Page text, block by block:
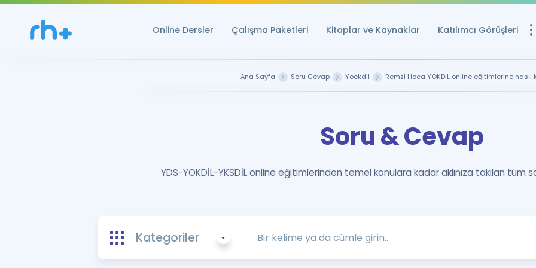
Online Dersler Çalışma Paketleri Kitaplar ve Kaynaklar Katılımcı Görüşleri
Ücretsiz
YDS ve YÖKDİL
YDS ve YÖKDİL
Tüm ÖSYM
Ana Sayfa Soru Cevap Yoekdil Remzi Hoca YÖKDİL online eğitimlerine nasıl
Soru & Cevap
YDS-YÖKDİL-YKSDİL online eğitimlerinden temel konulara kadar aklınıza takılan tüm
Kategoriler